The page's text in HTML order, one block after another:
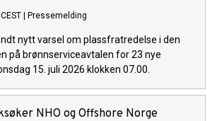
Pressemelding
nytt varsel om plassfratredelse i den
på brønnserviceavtalen for 23 nye
15. juli 2026 klokken 07.00.
NHO og Offshore Norge